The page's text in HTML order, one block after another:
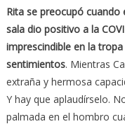
Rita se preocupó
sala dio positivo a la
imprescindible en la
sentimientos. Mientras
extraña y hermosa
Y hay que aplaudírselo.
palmada en el hombro